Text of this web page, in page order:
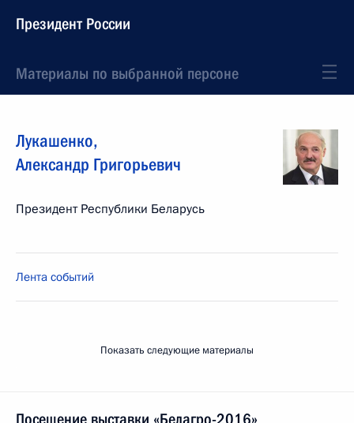
Президент России
Материалы по выбранной персоне
Лукашенко,
Александр Григорьевич
Президент Республики Беларусь
Лента событий
Показать следующие материалы
Посещение выставки «Белагро-2016»